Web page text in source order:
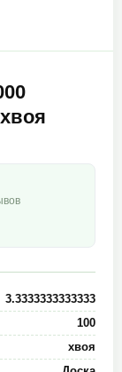
3.3333333333333
100
хвоя